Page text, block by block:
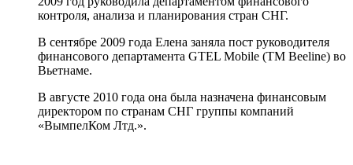
контроля, анализа и планирования стран СНГ.
В сентябре 2009 года Елена заняла пост руководителя
финансового департамента GTEL Mobile (TM Beeline) во
Вьетнаме.
В августе 2010 года она была назначена финансовым
директором по странам СНГ группы компаний
«ВымпелКом Лтд.».